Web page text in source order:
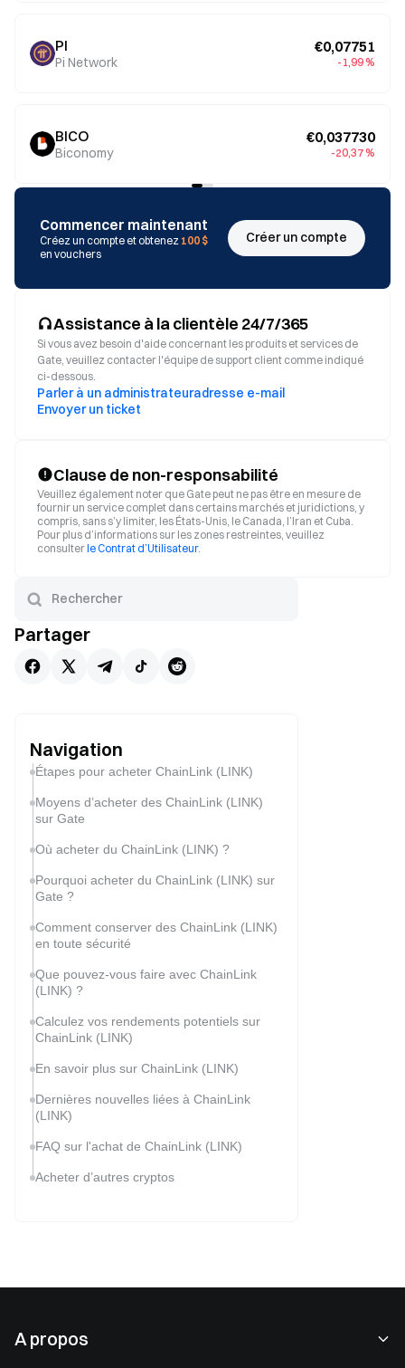
PI
Pi Network
€0,07751
-1,99 %
BICO
Biconomy
€0,037730
-20,37 %
Commencer maintenant
Créez un compte et obtenez 100 $
en vouchers
Créer un compte
Assistance à la clientèle 24/7/365
Si vous avez besoin d'aide concernant les produits et services de
Gate, veuillez contacter l'équipe de support client comme indiqué
ci-dessous.
Parler à un administrateuradresse e-mail
Envoyer un ticket
Clause de non-responsabilité
Veuillez également noter que Gate peut ne pas être en mesure de
fournir un service complet dans certains marchés et juridictions, y
compris, sans s’y limiter, les États-Unis, le Canada, l’Iran et Cuba.
Pour plus d’informations sur les zones restreintes, veuillez
consulterle Contrat d’Utilisateur.
Partager
Navigation
Étapes pour acheter ChainLink (LINK)
Moyens d’acheter des ChainLink (LINK)
sur Gate
Où acheter du ChainLink (LINK) ?
Pourquoi acheter du ChainLink (LINK) sur
Gate ?
Comment conserver des ChainLink (LINK)
en toute sécurité
Que pouvez-vous faire avec ChainLink
(LINK) ?
Calculez vos rendements potentiels sur
ChainLink (LINK)
En savoir plus sur ChainLink (LINK)
Dernières nouvelles liées à ChainLink
(LINK)
FAQ sur l'achat de ChainLink (LINK)
Acheter d’autres cryptos
A propos